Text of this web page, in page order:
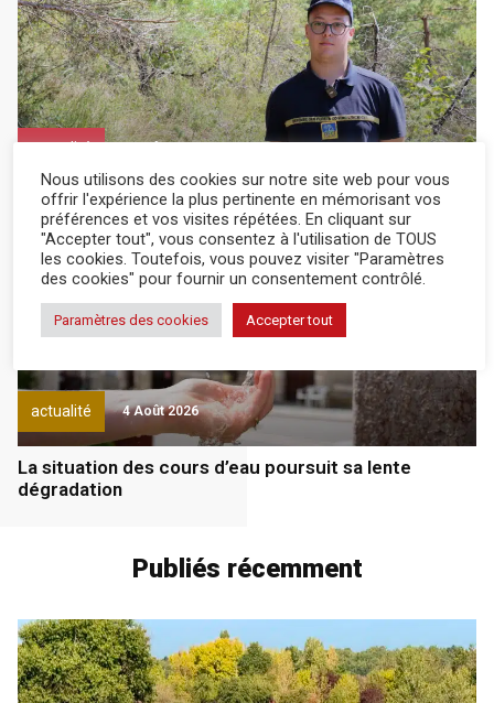
actualité
Les vigies de nos forêts
actualité
Abonnés
4 Août 2026
La situation des cours d’eau poursuit sa lente
dégradation
Publiés récemment
Nous utilisons des cookies sur notre site web pour vous
offrir l'expérience la plus pertinente en mémorisant vos
préférences et vos visites répétées. En cliquant sur
"Accepter tout", vous consentez à l'utilisation de TOUS
les cookies. Toutefois, vous pouvez visiter "Paramètres
des cookies" pour fournir un consentement contrôlé.
Paramètres des cookies Accepter tout